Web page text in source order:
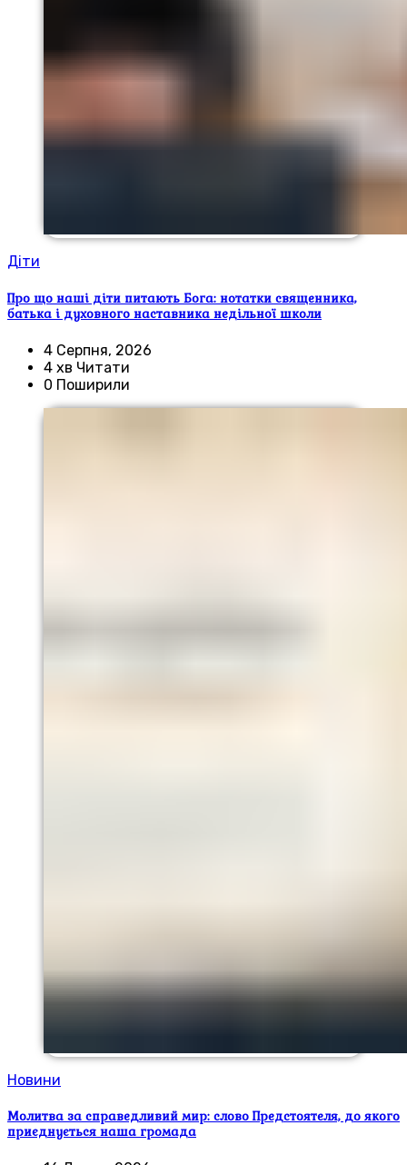
Діти
Про що наші діти питають Бога: нотатки священника,
батька і духовного наставника недільної школи
4 Серпня, 2026
4 хв Читати
0 Поширили
Новини
Молитва за справедливий мир: слово Предстоятеля, до якого
приєднується наша громада